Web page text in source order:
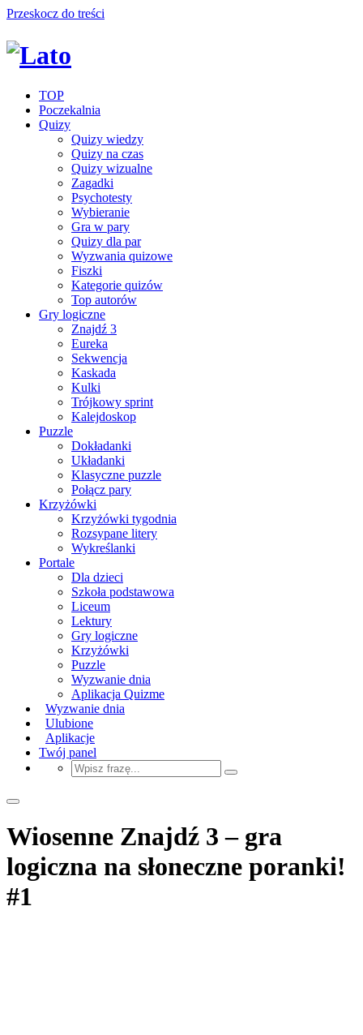
Przeskocz do treści
TOP
Poczekalnia
Quizy
Quizy wiedzy
Quizy na czas
Quizy wizualne
Zagadki
Psychotesty
Wybieranie
Gra w pary
Quizy dla par
Wyzwania quizowe
Fiszki
Kategorie quizów
Top autorów
Gry logiczne
Znajdź 3
Eureka
Sekwencja
Kaskada
Kulki
Trójkowy sprint
Kalejdoskop
Puzzle
Dokładanki
Układanki
Klasyczne puzzle
Połącz pary
Krzyżówki
Krzyżówki tygodnia
Rozsypane litery
Wykreślanki
Portale
Dla dzieci
Szkoła podstawowa
Liceum
Lektury
Gry logiczne
Krzyżówki
Puzzle
Wyzwanie dnia
Aplikacja Quizme
Wyzwanie dnia
Ulubione
Aplikacje
Twój panel
Wiosenne Znajdź 3 – gra
logiczna na słoneczne poranki!
#1